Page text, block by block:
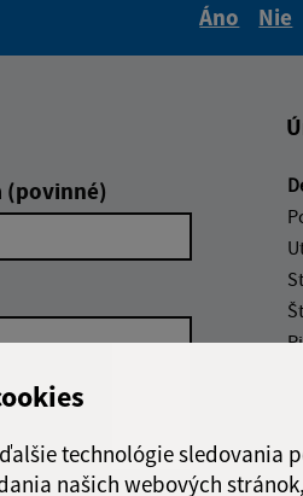
technológie sledovania
našich webových
Áno
Nie
(povinné)